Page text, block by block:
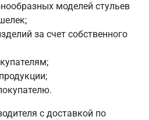
моделей стульев
за счет собственного
с доставкой по